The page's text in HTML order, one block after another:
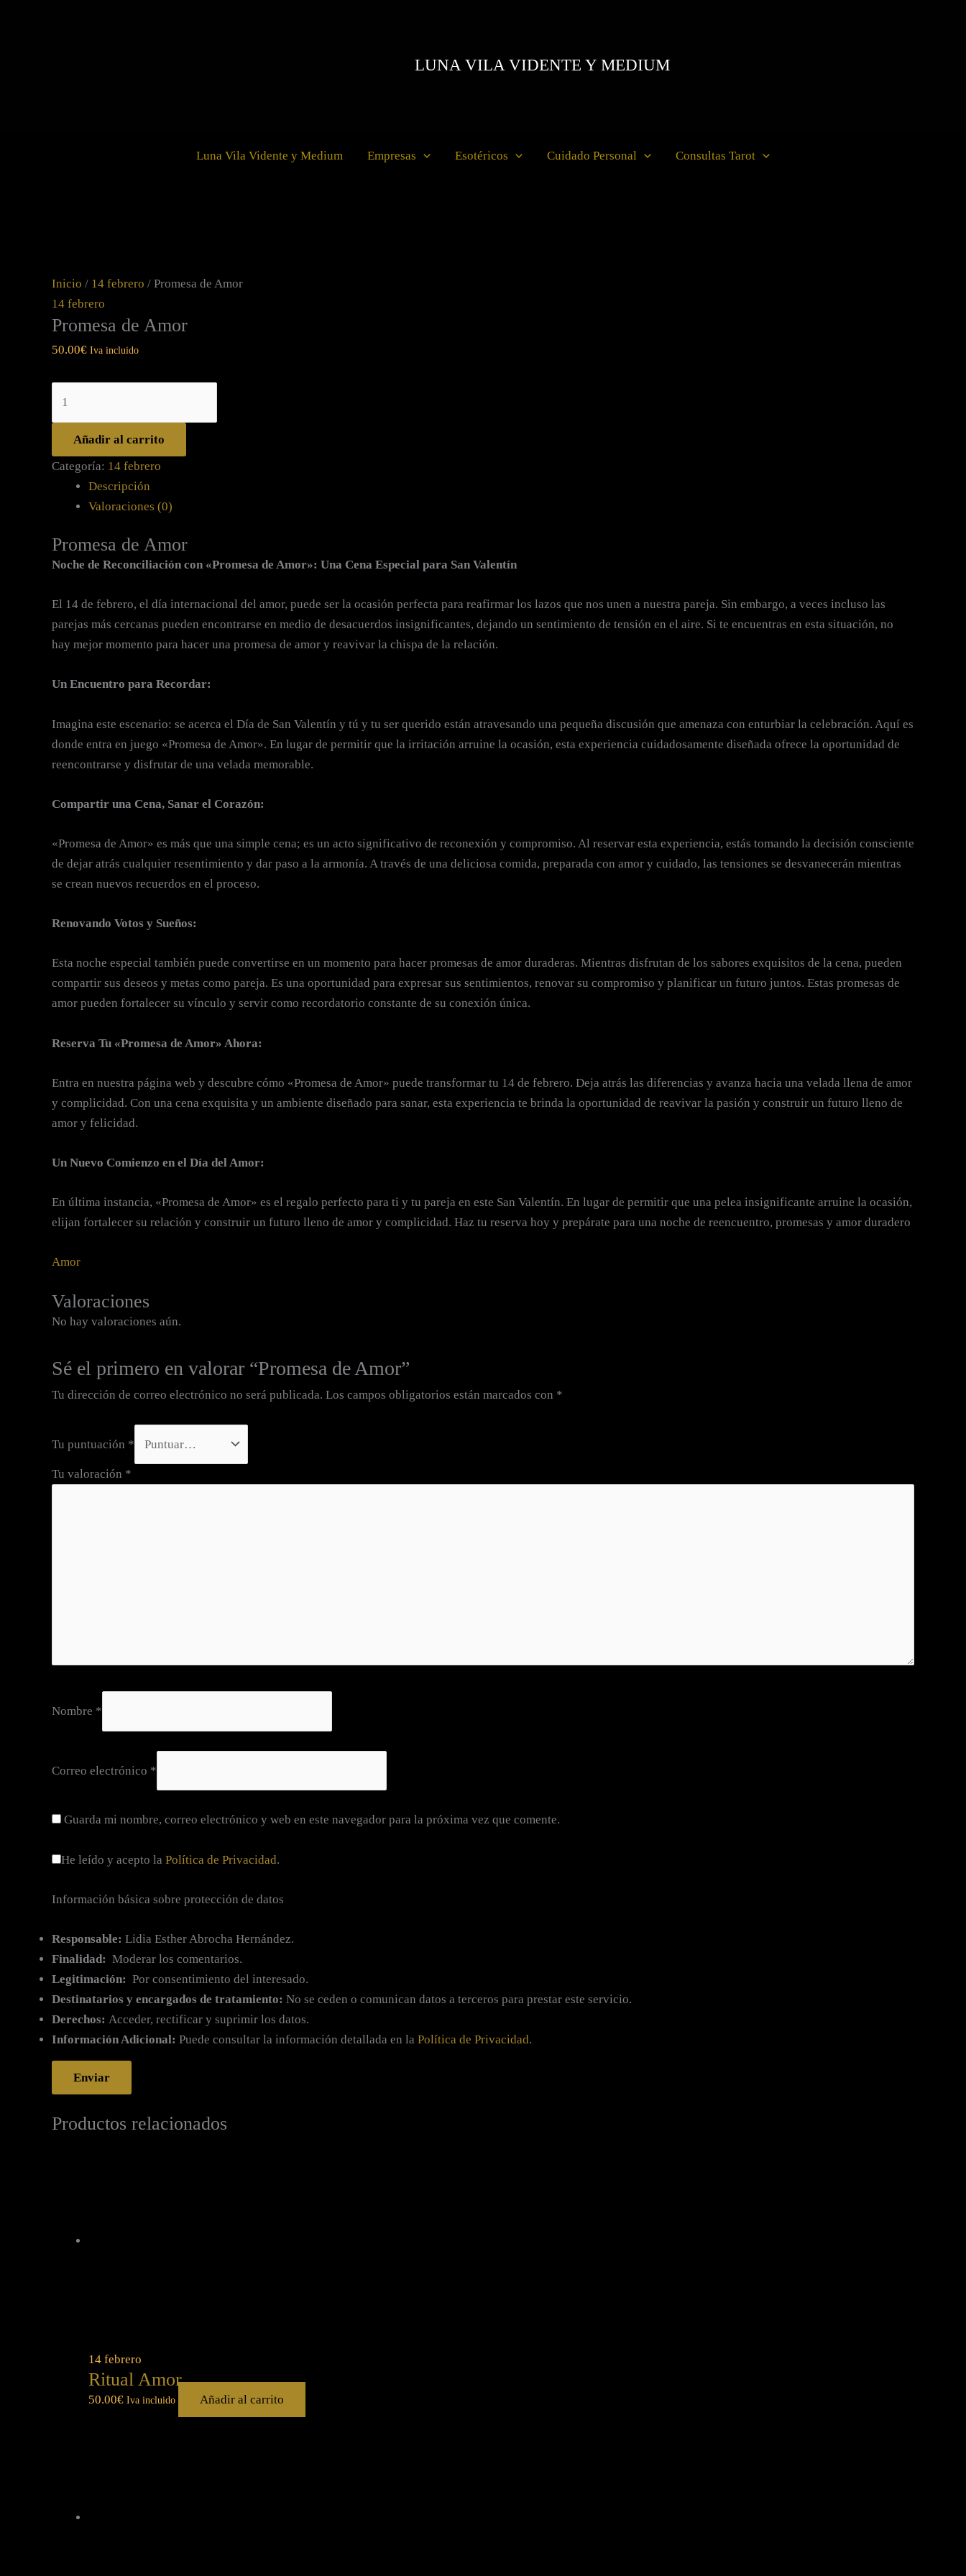
LUNA VILA VIDENTE Y MEDIUM
Luna Vila Vidente y Medium Empresas Esotéricos Cuidado Personal Consultas Tarot
Inicio / 14 febrero / Promesa de Amor
14 febrero
Promesa de Amor
50.00€ Iva incluido
Añadir al carrito
Categoría: 14 febrero
Descripción
Valoraciones (0)
Promesa de Amor
Noche de Reconciliación con «Promesa de Amor»: Una Cena Especial para San Valentín
El 14 de febrero, el día internacional del amor, puede ser la ocasión perfecta para reafirmar los lazos que nos unen a nuestra pareja. Sin embargo, a veces incluso las
parejas más cercanas pueden encontrarse en medio de desacuerdos insignificantes, dejando un sentimiento de tensión en el aire. Si te encuentras en esta situación, no
hay mejor momento para hacer una promesa de amor y reavivar la chispa de la relación.
Un Encuentro para Recordar:
Imagina este escenario: se acerca el Día de San Valentín y tú y tu ser querido están atravesando una pequeña discusión que amenaza con enturbiar la celebración. Aquí es
donde entra en juego «Promesa de Amor». En lugar de permitir que la irritación arruine la ocasión, esta experiencia cuidadosamente diseñada ofrece la oportunidad de
reencontrarse y disfrutar de una velada memorable.
Compartir una Cena, Sanar el Corazón:
«Promesa de Amor» es más que una simple cena; es un acto significativo de reconexión y compromiso. Al reservar esta experiencia, estás tomando la decisión consciente
de dejar atrás cualquier resentimiento y dar paso a la armonía. A través de una deliciosa comida, preparada con amor y cuidado, las tensiones se desvanecerán mientras
se crean nuevos recuerdos en el proceso.
Renovando Votos y Sueños:
Esta noche especial también puede convertirse en un momento para hacer promesas de amor duraderas. Mientras disfrutan de los sabores exquisitos de la cena, pueden
compartir sus deseos y metas como pareja. Es una oportunidad para expresar sus sentimientos, renovar su compromiso y planificar un futuro juntos. Estas promesas de
amor pueden fortalecer su vínculo y servir como recordatorio constante de su conexión única.
Reserva Tu «Promesa de Amor» Ahora:
Entra en nuestra página web y descubre cómo «Promesa de Amor» puede transformar tu 14 de febrero. Deja atrás las diferencias y avanza hacia una velada llena de amor
y complicidad. Con una cena exquisita y un ambiente diseñado para sanar, esta experiencia te brinda la oportunidad de reavivar la pasión y construir un futuro lleno de
amor y felicidad.
Un Nuevo Comienzo en el Día del Amor:
En última instancia, «Promesa de Amor» es el regalo perfecto para ti y tu pareja en este San Valentín. En lugar de permitir que una pelea insignificante arruine la ocasión,
elijan fortalecer su relación y construir un futuro lleno de amor y complicidad. Haz tu reserva hoy y prepárate para una noche de reencuentro, promesas y amor duradero
Amor
Valoraciones
No hay valoraciones aún.
Sé el primero en valorar “Promesa de Amor”
Tu dirección de correo electrónico no será publicada. Los campos obligatorios están marcados con *
Tu puntuación *
Tu valoración *
Nombre *
Correo electrónico *
Guarda mi nombre, correo electrónico y web en este navegador para la próxima vez que comente.
He leído y acepto la Política de Privacidad.
Información básica sobre protección de datos
Responsable: Lidia Esther Abrocha Hernández.
Finalidad: Moderar los comentarios.
Legitimación: Por consentimiento del interesado.
Destinatarios y encargados de tratamiento: No se ceden o comunican datos a terceros para prestar este servicio.
Derechos: Acceder, rectificar y suprimir los datos.
Información Adicional: Puede consultar la información detallada en la Política de Privacidad.
Productos relacionados
14 febrero
Ritual Amor
50.00€ Iva incluido Añadir al carrito